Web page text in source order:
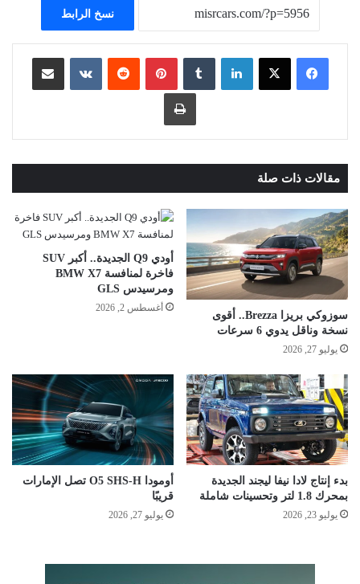
نسخ الرابط
لينكدإن ‏Tumblr بينتيريست
‏Reddit
‏VKontakte مشاركة عبر البريد
طباعة
مقالات ذات صلة
سوزوكي بريزا Brezza.. أقوى
نسخة وناقل يدوي 6 سرعات
يوليو 27, 2026
أودي Q9 الجديدة.. أكبر SUV
فاخرة لمنافسة BMW X7
ومرسيدس GLS
أغسطس 2, 2026
بدء إنتاج لادا نيفا ليجند الجديدة
بمحرك 1.8 لتر وتحسينات شاملة
يوليو 23, 2026
أومودا O5 SHS-H تصل الإمارات
قريبًا
يوليو 27, 2026